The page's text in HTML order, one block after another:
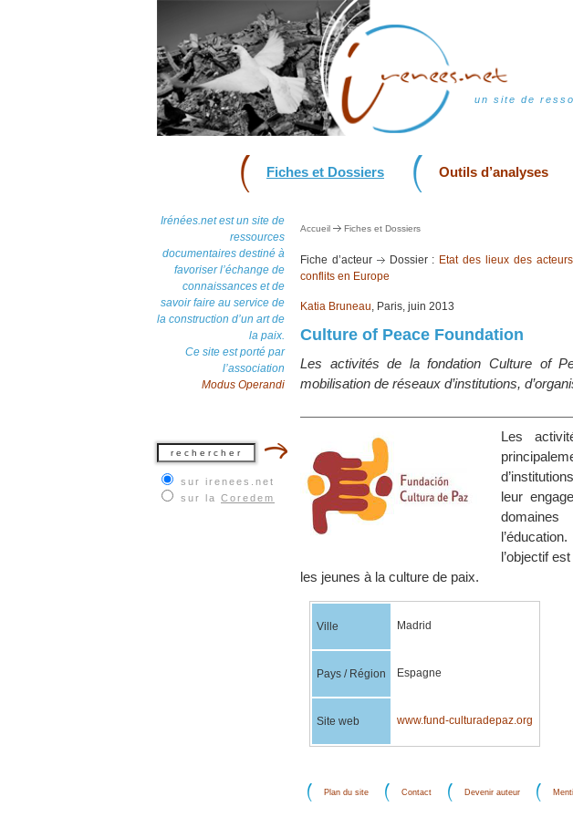
un site de
Fiches et Dossiers Outils d’analyses
Irénées.net est un site de
ressources
documentaires destiné à
favoriser l’échange de
connaissances et de
savoir faire au service de
la construction d’un art de
la paix.
Ce site est porté par
l’association
Modus Operandi
sur irenees.net
sur la Coredem
Accueil Fiches et Dossiers
Fiche d’acteur Dossier : Etat des lieux des
conflits en Europe
Katia Bruneau, Paris, juin 2013
Culture of Peace Foundation
Les activités de la fondation Culture of
mobilisation de réseaux d’institutions,
Les
leur
domaines
l’objectif
les jeunes à la culture de paix.
Ville Madrid
Pays / Région Espagne
Site web www.fund-culturadepaz.org
Plan du site Contact Devenir auteur